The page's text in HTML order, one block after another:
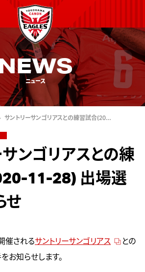
ニュース
サントリーサンゴリアスとの練習試合(20…
ンゴリアスとの練
11-28) 出場選
せ
催されるサントリーサンゴリアス
との
お知らせします。